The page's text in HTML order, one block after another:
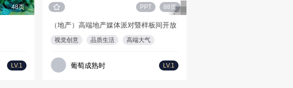
48页
LV.1
PPT 88页
（地产）高端地产媒体派对暨样板间开放
视觉创意 品质生活 高端大气
葡萄成熟时 LV.1